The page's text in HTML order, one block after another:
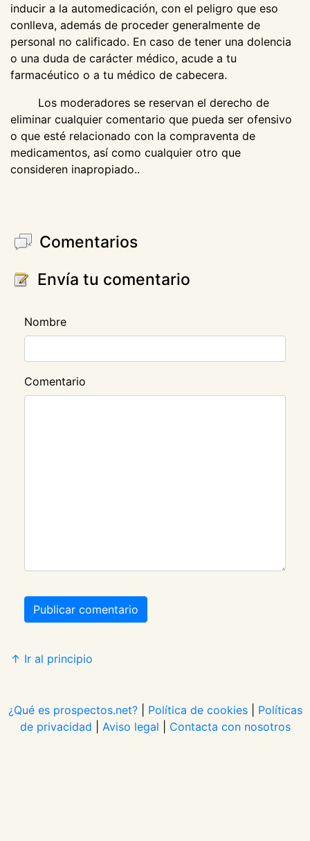
inducir a la automedicación, con el peligro que eso
conlleva, además de proceder generalmente de
personal no calificado. En caso de tener una dolencia
o una duda de carácter médico, acude a tu
farmacéutico o a tu médico de cabecera.
Los moderadores se reservan el derecho de
eliminar cualquier comentario que pueda ser ofensivo
o que esté relacionado con la compraventa de
medicamentos, así como cualquier otro que
consideren inapropiado..
Comentarios
Envía tu comentario
Nombre
Comentario
Publicar comentario
↑ Ir al principio
¿Qué es prospectos.net?| Política de cookies| Políticas
de privacidad
Aviso legal Contacta con nosotros